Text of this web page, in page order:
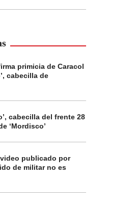
primicia de Caracol
cabecilla de
cabecilla del frente 28
‘Mordisco’
publicado por
de militar no es